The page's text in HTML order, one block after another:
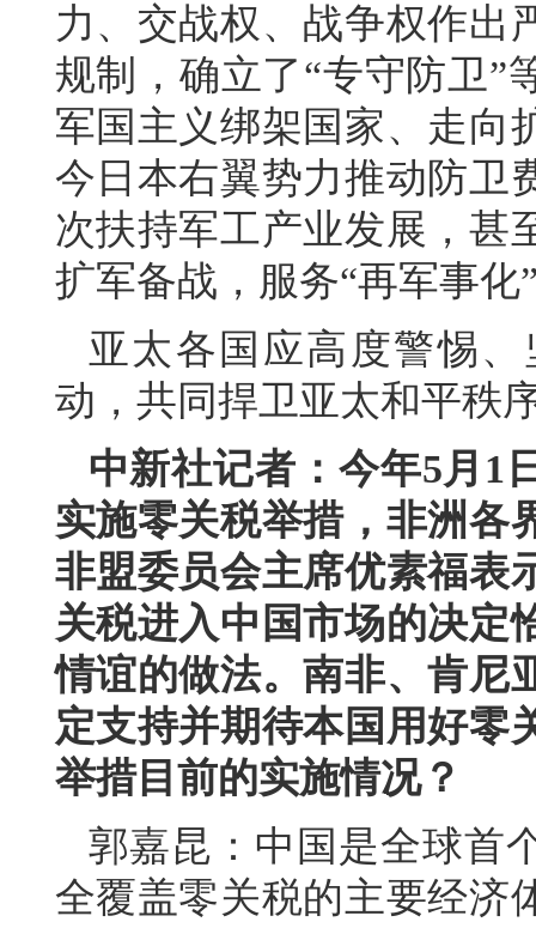
力、交战权、战争权作出
规制，确立了“专守防卫”
军国主义绑架国家、走向
今日本右翼势力推动防卫
次扶持军工产业发展，甚
扩军备战，服务“再军事化
亚太各国应高度警惕
动，共同捍卫亚太和平秩
中新社记者：今年5月1
实施零关税举措，非洲各
非盟委员会主席优素福表
关税进入中国市场的决定
情谊的做法。南非、肯尼
定支持并期待本国用好零
举措目前的实施情况？
郭嘉昆：中国是全球首
全覆盖零关税的主要经济